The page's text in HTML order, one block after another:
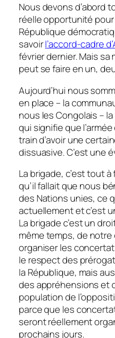
Nous devons d’abord
réelle opportunité pour
République
savoirl’accord-cadre
février dernier. Mais
peut se faire en un,
Aujourd’hui nous
en place – la
nous les Congolais –
qui signifie que
train d’avoir une
dissuasive. C’est une
La brigade, c’est tout
qu’il fallait que nous
des Nations unies, ce
actuellement et c’est
La brigade c’est un
même temps, de
organiser les
le respect des
la République, mais
des appréhensions et
population de
parce que les
seront réellement
prochains jours.